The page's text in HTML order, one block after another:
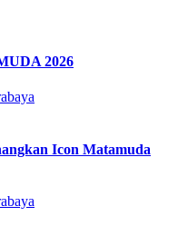
2026
Icon Matamuda